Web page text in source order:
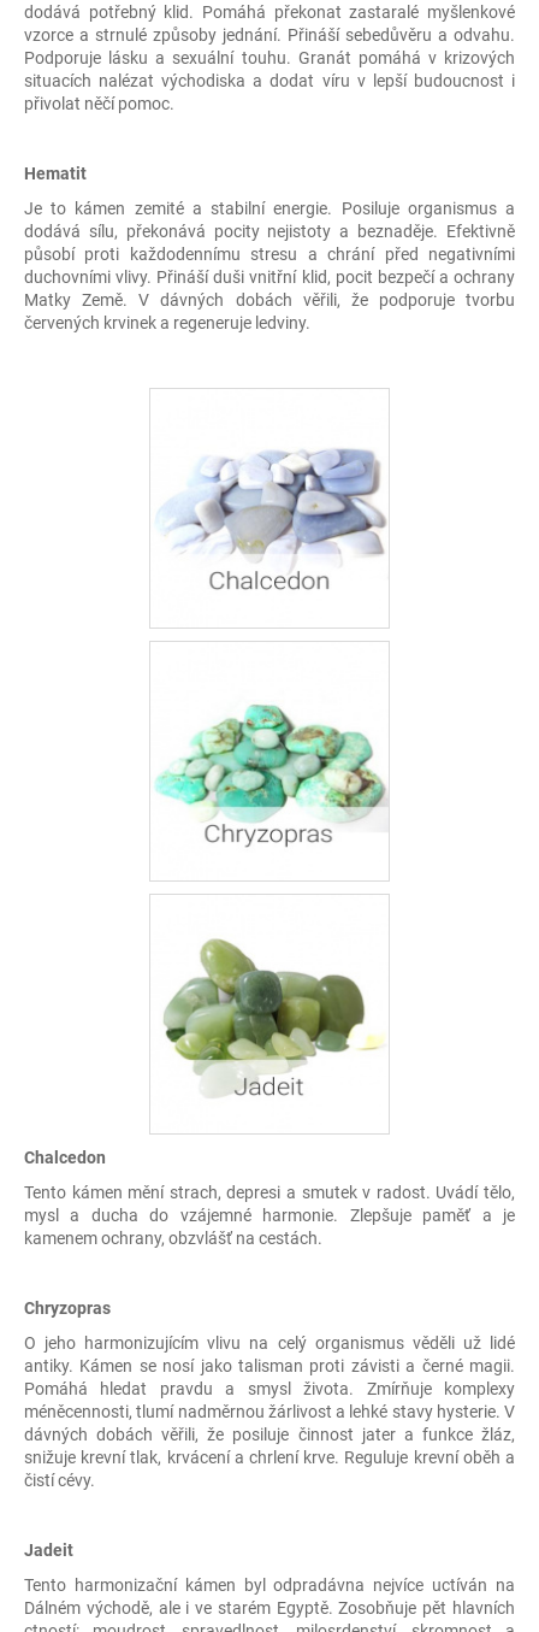
dodává potřebný klid. Pomáhá překonat zastaralé myšlenkové
vzorce a strnulé způsoby jednání. Přináší sebedůvěru a odvahu.
Podporuje lásku a sexuální touhu. Granát pomáhá v krizových
situacích nalézat východiska a dodat víru v lepší budoucnost i
přivolat něčí pomoc.
Hematit
Je to kámen zemité a stabilní energie. Posiluje organismus a
dodává sílu, překonává pocity nejistoty a beznaděje. Efektivně
působí proti každodennímu stresu a chrání před negativními
duchovními vlivy. Přináší duši vnitřní klid, pocit bezpečí a ochrany
Matky Země. V dávných dobách věřili, že podporuje tvorbu
červených krvinek a regeneruje ledviny.
Chalcedon
Tento kámen mění strach, depresi a smutek v radost. Uvádí tělo,
mysl a ducha do vzájemné harmonie. Zlepšuje paměť a je
kamenem ochrany, obzvlášť na cestách.
Chryzopras
O jeho harmonizujícím vlivu na celý organismus věděli už lidé
antiky. Kámen se nosí jako talisman proti závisti a černé magii.
Pomáhá hledat pravdu a smysl života. Zmírňuje komplexy
méněcennosti, tlumí nadměrnou žárlivost a lehké stavy hysterie. V
dávných dobách věřili, že posiluje činnost jater a funkce žláz,
snižuje krevní tlak, krvácení a chrlení krve. Reguluje krevní oběh a
čistí cévy.
Jadeit
Tento harmonizační kámen byl odpradávna nejvíce uctíván na
Dálném východě, ale i ve starém Egyptě. Zosobňuje pět hlavních